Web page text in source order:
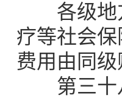
各级地方
疗等社会
费用由同
第三十八